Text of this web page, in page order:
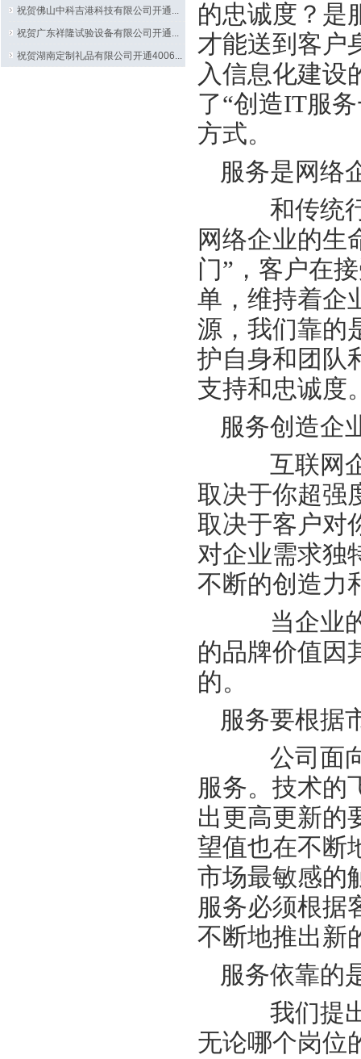
祝贺佛山中科吉港科技有限公司开通...
祝贺广东祥隆试验设备有限公司开通...
祝贺湖南定制礼品有限公司开通4006...
的忠诚度？是
才能送到客户
入信息化建设
了“创造IT服
方式。
服务是网络
和传统行
网络企业的生
门”，客户在
单，维持着企
源，我们靠的
护自身和团队
支持和忠诚度
服务创造企
互联网企
取决于你超强
取决于客户对
对企业需求独
不断的创造力
当企业的
的品牌价值因
的。
服务要根据
公司面向
服务。技术的
出更高更新的
望值也在不断
市场最敏感的
服务必须根据
不断地推出新
服务依靠的
我们提出“
无论哪个岗位